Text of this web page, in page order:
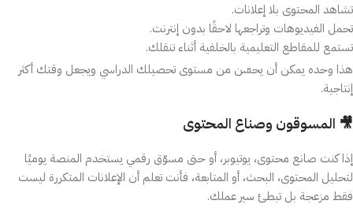
تشاهد المحتوى بلا إعلانات.
تحمل الفيديوهات وتراجعها لاحقًا بدون إنترنت.
تستمع للمقاطع التعليمية بالخلفية أثناء تنقلك.
هذا وحده يمكن أن يحسّن من مستوى تحصيلك الدراسي ويجعل وقتك أكثر
إنتاجية.
🎥 المسوقون وصناع المحتوى
إذا كنت صانع محتوى، يوتيوبر، أو حتى مسوّق رقمي يستخدم المنصة يوميًا
لتحليل المحتوى، البحث، أو المتابعة، فأنت تعلم أن الإعلانات المتكررة ليست
فقط مزعجة بل تبطئ سير عملك.